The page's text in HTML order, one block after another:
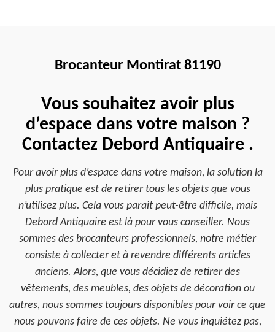
Brocanteur Montirat 81190
Vous souhaitez avoir plus
d’espace dans votre maison ?
Contactez Debord Antiquaire .
Pour avoir plus d’espace dans votre maison, la solution la
plus pratique est de retirer tous les objets que vous
n’utilisez plus. Cela vous parait peut-être difficile, mais
Debord Antiquaire est là pour vous conseiller. Nous
sommes des brocanteurs professionnels, notre métier
consiste à collecter et à revendre différents articles
anciens. Alors, que vous décidiez de retirer des
vêtements, des meubles, des objets de décoration ou
autres, nous sommes toujours disponibles pour voir ce que
nous pouvons faire de ces objets. Ne vous inquiétez pas,